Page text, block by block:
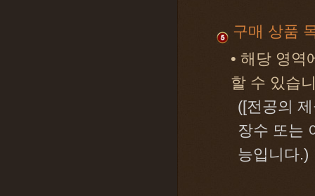
구매 상품
• 해당 영역
할 수 있습
([전공의
장수 또는
능입니다.)